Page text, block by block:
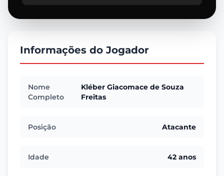
Informações do Jogador
Nome
Completo
Kléber Giacomace de Souza
Freitas
Posição Atacante
Idade 42 anos